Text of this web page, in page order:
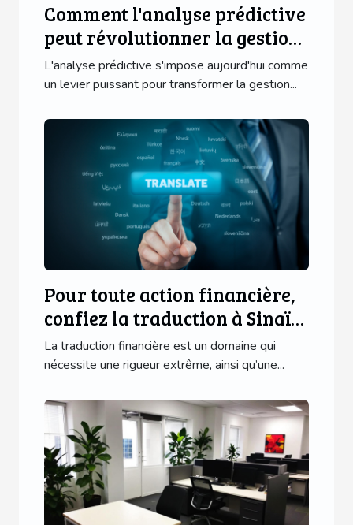
Comment l'analyse prédictive
peut révolutionner la gestion
des PME ?
L'analyse prédictive s'impose aujourd'hui comme
un levier puissant pour transformer la gestion...
Pour toute action financière,
confiez la traduction à Sinaï
Trad !
La traduction financière est un domaine qui
nécessite une rigueur extrême, ainsi qu’une...